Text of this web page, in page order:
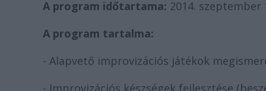
A program időtartama: 2014. szeptember
A program tartalma:
- Alapvető improvizációs játékok
- Improvizációs készségek fejlesztése